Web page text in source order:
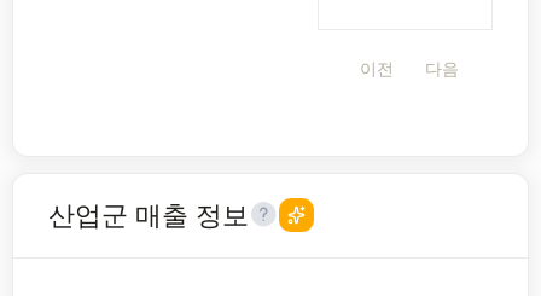
이전 다음
산업군 매출 정보